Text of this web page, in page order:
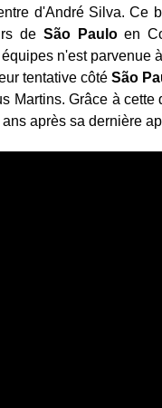
d'André Silva. Ce
de São Pauloen
n'est parvenue
tentative côtéSão
Martins. Grâce à
après sa dernière